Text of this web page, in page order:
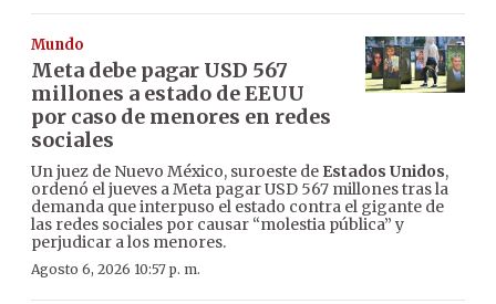
Mundo
Meta debe pagar USD 567
millones a estado de EEUU
por caso de menores en redes
sociales
Un juez de Nuevo México, suroeste de Estados Unidos,
ordenó el jueves a Meta pagar USD 567 millones tras la
demanda que interpuso el estado contra el gigante de
las redes sociales por causar “molestia pública” y
perjudicar a los menores.
Agosto 6, 2026 10:57 p. m.